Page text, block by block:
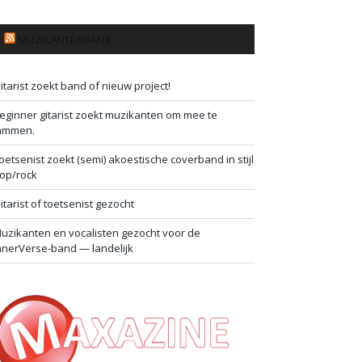
zoekt band of nieuw project!
gitarist zoekt muzikanten om mee te
zoekt (semi) akoestische coverband in stijl
rock
of toetsenist gezocht
en vocalisten gezocht voor de
band — landelijk